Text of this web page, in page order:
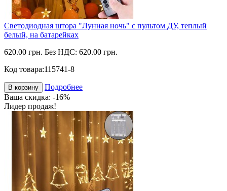
Светодиодная штора "Лунная ночь" с пультом ДУ, теплый
белый, на батарейках
620.00 грн. Без НДС: 620.00 грн.
Код товара:115741-8
В корзину
Подробнее
Ваша скидка: -16%
Лидер продаж!